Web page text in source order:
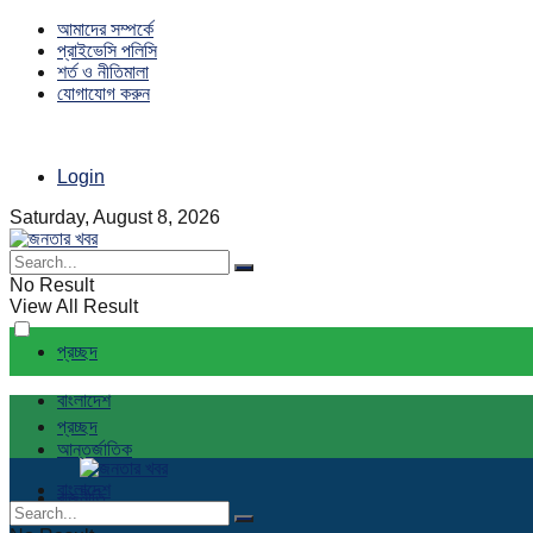
আমাদের সম্পর্কে
প্রাইভেসি পলিসি
শর্ত ও নীতিমালা
যোগাযোগ করুন
Login
Saturday, August 8, 2026
No Result
View All Result
প্রচ্ছদ
বাংলাদেশ
আন্তর্জাতিক
রাজনীতি
প্রচ্ছদ
বাংলাদেশ